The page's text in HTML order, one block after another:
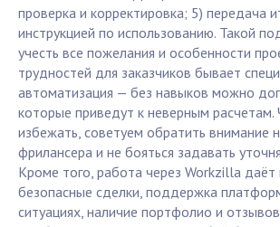
проверка и корректировка; 5) передача
инструкцией по использованию. Такой
учесть все пожелания и особенности
трудностей для заказчиков бывает
автоматизация — без навыков можно
которые приведут к неверным расчетам.
избежать, советуем обратить внимание
фрилансера и не бояться задавать
Кроме того, работа через Workzilla
безопасные сделки, поддержка
ситуациях, наличие портфолио и